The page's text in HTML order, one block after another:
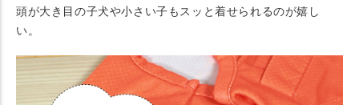
頭が大き目の子犬や小さい子もスッと着せられるのが嬉し
い。